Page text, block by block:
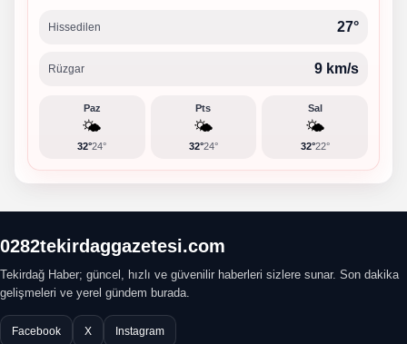
Hissedilen 27°
Rüzgar 9 km/s
Paz
🌤️
32°24°
Pts
🌤️
32°24°
Sal
🌤️
32°22°
0282tekirdaggazetesi.com
Tekirdağ Haber; güncel, hızlı ve güvenilir haberleri sizlere sunar. Son dakika
gelişmeleri ve yerel gündem burada.
Facebook X Instagram